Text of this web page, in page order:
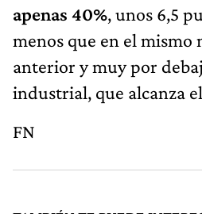
apenas 40%, unos 6,5
menos que en el mismo
anterior y muy por
industrial, que alcanza
FN